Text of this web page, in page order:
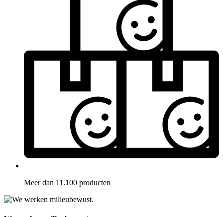
Meer dan 11.100 producten